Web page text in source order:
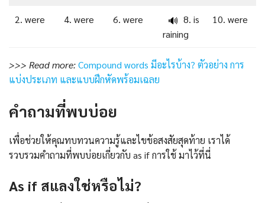
2. were 4. were 6. were 🔊 8. is
raining
10. were
>>> Read more:Compound words มีอะไรบ้าง? ตัวอย่าง การ
แบ่งประเภท และแบบฝึกหัดพร้อมเฉลย
คำถามที่พบบ่อย
เพื่อช่วยให้คุณทบทวนความรู้และไขข้อสงสัยสุดท้าย เราได้
รวบรวมคำถามที่พบบ่อยเกี่ยวกับ as if การใช้ มาไว้ที่นี่
As if สแลงใช่หรือไม่?